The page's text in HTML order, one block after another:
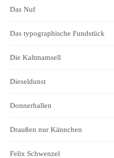
Das Nuf
Das typographische Fundstück
Die Kaltmamsell
Dieseldunst
Donnerhallen
Draußen nur Kännchen
Felix Schwenzel